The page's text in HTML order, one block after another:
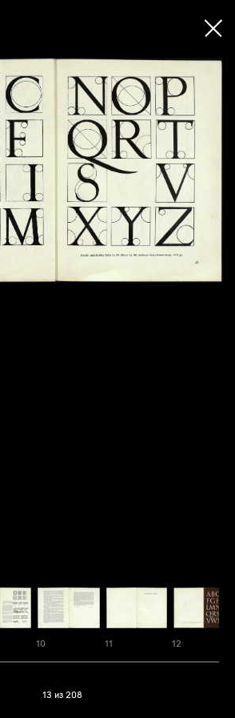
10 11 12
13 из 208